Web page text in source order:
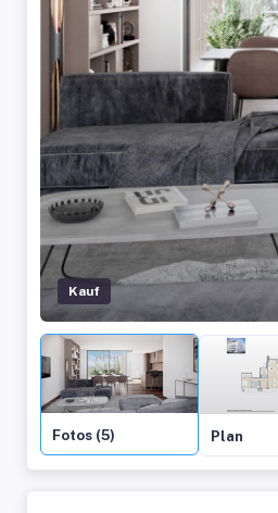
Kauf
Fotos (5) Plan